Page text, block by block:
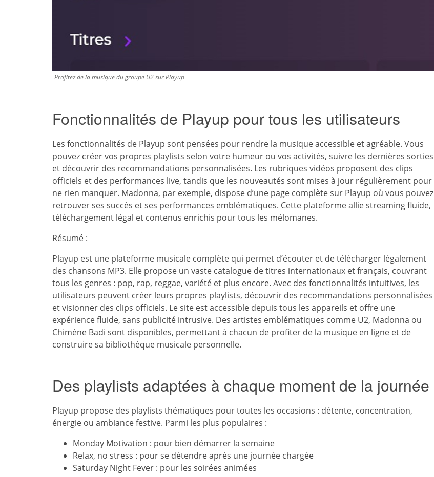
Profitez de la musique du groupe U2 sur Playup
Fonctionnalités de Playup pour tous les utilisateurs
Les fonctionnalités de Playup sont pensées pour rendre la musique accessible et agréable. Vous
pouvez créer vos propres playlists selon votre humeur ou vos activités, suivre les dernières sorties
et découvrir des recommandations personnalisées. Les rubriques vidéos proposent des clips
officiels et des performances live, tandis que les nouveautés sont mises à jour régulièrement pour
ne rien manquer. Madonna, par exemple, dispose d’une page complète sur Playup où vous pouvez
retrouver ses succès et ses performances emblématiques. Cette plateforme allie streaming fluide,
téléchargement légal et contenus enrichis pour tous les mélomanes.
Résumé :
Playup est une plateforme musicale complète qui permet d’écouter et de télécharger légalement
des chansons MP3. Elle propose un vaste catalogue de titres internationaux et français, couvrant
tous les genres : pop, rap, reggae, variété et plus encore. Avec des fonctionnalités intuitives, les
utilisateurs peuvent créer leurs propres playlists, découvrir des recommandations personnalisées
et visionner des clips officiels. Le site est accessible depuis tous les appareils et offre une
expérience fluide, sans publicité intrusive. Des artistes emblématiques comme U2, Madonna ou
Chimène Badi sont disponibles, permettant à chacun de profiter de la musique en ligne et de
construire sa bibliothèque musicale personnelle.
Des playlists adaptées à chaque moment de la journée
Playup propose des playlists thématiques pour toutes les occasions : détente, concentration,
énergie ou ambiance festive. Parmi les plus populaires :
Monday Motivation : pour bien démarrer la semaine
Relax, no stress : pour se détendre après une journée chargée
Saturday Night Fever : pour les soirées animées